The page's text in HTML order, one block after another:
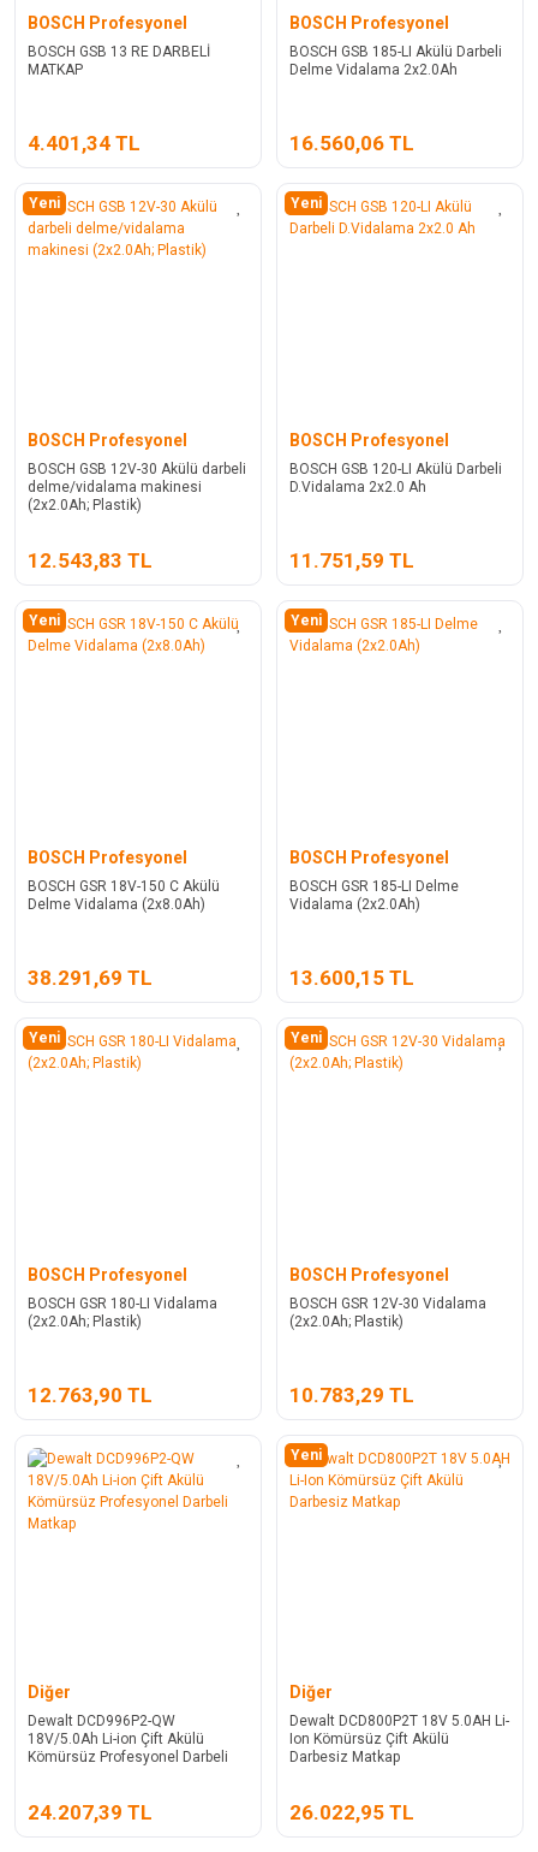
BOSCH Profesyonel
BOSCH GSB 13 RE DARBELİ
MATKAP
4.401,34 TL
BOSCH Profesyonel
BOSCH GSB 185-LI Akülü Darbeli
Delme Vidalama 2x2.0Ah
16.560,06 TL
Yeni
BOSCH Profesyonel
BOSCH GSB 12V-30 Akülü darbeli
delme/vidalama makinesi
(2x2.0Ah; Plastik)
12.543,83 TL
Yeni
BOSCH Profesyonel
BOSCH GSB 120-LI Akülü Darbeli
D.Vidalama 2x2.0 Ah
11.751,59 TL
Yeni
BOSCH Profesyonel
BOSCH GSR 18V-150 C Akülü
Delme Vidalama (2x8.0Ah)
38.291,69 TL
Yeni
BOSCH Profesyonel
BOSCH GSR 185-LI Delme
Vidalama (2x2.0Ah)
13.600,15 TL
Yeni
BOSCH Profesyonel
BOSCH GSR 180-LI Vidalama
(2x2.0Ah; Plastik)
12.763,90 TL
Yeni
BOSCH Profesyonel
BOSCH GSR 12V-30 Vidalama
(2x2.0Ah; Plastik)
10.783,29 TL
Diğer
Dewalt DCD996P2-QW
18V/5.0Ah Li-ion Çift Akülü
Kömürsüz Profesyonel Darbeli
24.207,39 TL
Yeni
Diğer
Dewalt DCD800P2T 18V 5.0AH Li-
Ion Kömürsüz Çift Akülü
Darbesiz Matkap
26.022,95 TL